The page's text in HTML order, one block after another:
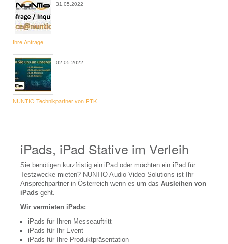
Seminartechnik Verleih
Staffelei
Ihre Anfrage
31.05.2022
NUNTIO Technikpartner von RTK
02.05.2022
iPads, iPad Stative im Verleih
Sie benötigen kurzfristig ein iPad oder möchten ein iPad für
Testzwecke mieten? NUNTIO Audio-Video Solutions ist Ihr
Ansprechpartner in Österreich wenn es um das Ausleihen von
iPads geht.
Wir vermieten iPads:
iPads für Ihren Messeauftritt
iPads für Ihr Event
iPads für Ihre Produktpräsentation